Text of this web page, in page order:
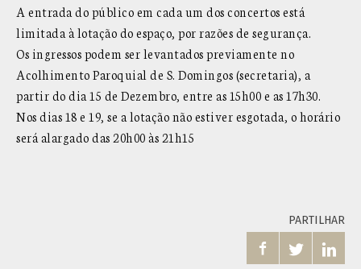
A entrada do público em cada um dos concertos está
limitada à lotação do espaço, por razões de segurança.
Os ingressos podem ser levantados previamente no
Acolhimento Paroquial de S. Domingos (secretaria), a
partir do dia 15 de Dezembro, entre as 15h00 e as 17h30.
Nos dias 18 e 19, se a lotação não estiver esgotada, o horário
será alargado das 20h00 às 21h15
PARTILHAR
  